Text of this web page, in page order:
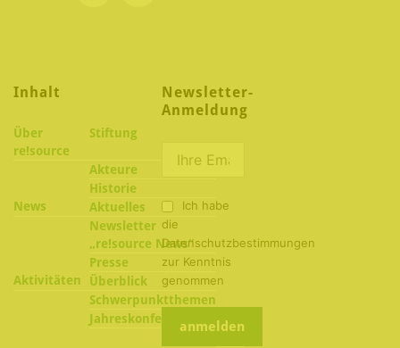
Inhalt
Über
re!source
Stiftung
Akteure
Historie
News
Aktuelles
Newsletter
„re!source News“
Presse
Aktivitäten
Überblick
Schwerpunktthemen
Jahreskonferenzen
2022
Newsletter-
Anmeldung
Ich habe
die
Datenschutzbestimmungen
zur Kenntnis
genommen